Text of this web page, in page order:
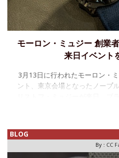
モーロン・ミュジー 創業
来日イベント
3月13日に行われたモーロン・
ント、東京会場となったノーブ
ンUNIXを日本で発表しました
BLOG
By : CC